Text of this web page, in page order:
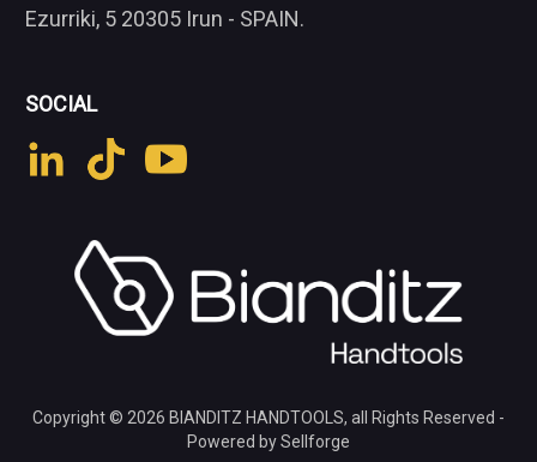
Ezurriki, 5 20305 Irun - SPAIN.
SOCIAL
Copyright © 2026 BIANDITZ HANDTOOLS, all Rights Reserved -
Powered by Sellforge